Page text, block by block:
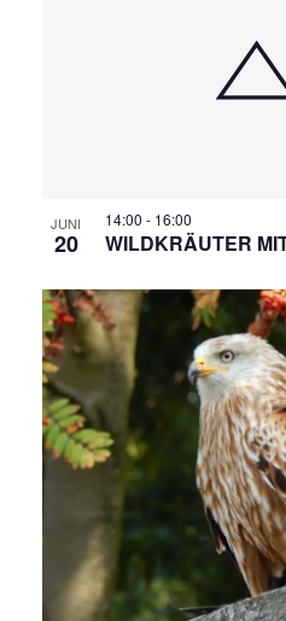
JUNI
20
14:00 - 16:00
WILDKRÄUTER